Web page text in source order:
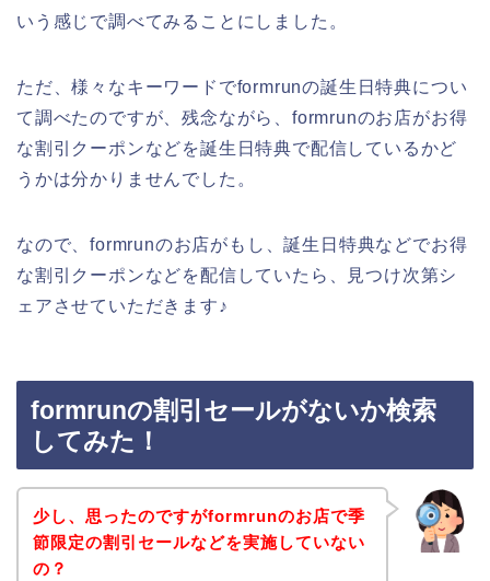
いう感じで調べてみることにしました。
ただ、様々なキーワードでformrunの誕生日特典につい
て調べたのですが、残念ながら、formrunのお店がお得
な割引クーポンなどを誕生日特典で配信しているかど
うかは分かりませんでした。
なので、formrunのお店がもし、誕生日特典などでお得
な割引クーポンなどを配信していたら、見つけ次第シ
ェアさせていただきます♪
formrunの割引セールがないか検索
してみた！
少し、思ったのですがformrunのお店で季
節限定の割引セールなどを実施していない
の？